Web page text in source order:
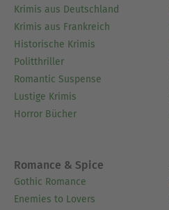
Krimis aus Deutschland
Krimis aus Frankreich
Historische Krimis
Politthriller
Romantic Suspense
Lustige Krimis
Horror Bücher
Romance & Spice
Gothic Romance
Enemies to Lovers